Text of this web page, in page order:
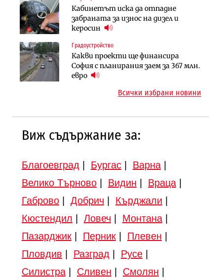
Кабинетът иска да отпадне
забраната за износ на дизел и
керосин
Градоустройство
Какви проекти ще финансира
София с планирания заем за 367 млн.
евро
Инфраструктура
АПИ възложи промяната на
парцеларния план за
Търново
Компании
„Ендуросат“ ще строи огромен
център в Доброславци
Вторият мост над Варненското
езеро става част от бъдещата
магистрала „Черно море“
Публични финанси
Регионалният министър поема „на
ръчно управление“ общинската
инвестиционна програма
Всички избрани новини
Виж съдържание за:
Благоевград Бургас| Варна|
Велико Търново| Видин Враца|
Габрово| Добрич Кърджали
Кюстендил
Ловеч Монтана|
Пазарджик| Перник| Плевен
Пловдив
Разград Русе|
Силистра| Сливен Смолян